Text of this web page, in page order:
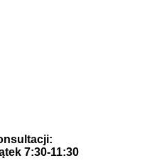
7:30-11:30